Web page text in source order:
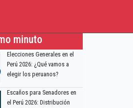
minuto
Elecciones Generales en el
Perú 2026: ¿Qué vamos a
elegir los peruanos?
Escaños para Senadores en
el Perú 2026: Distribución